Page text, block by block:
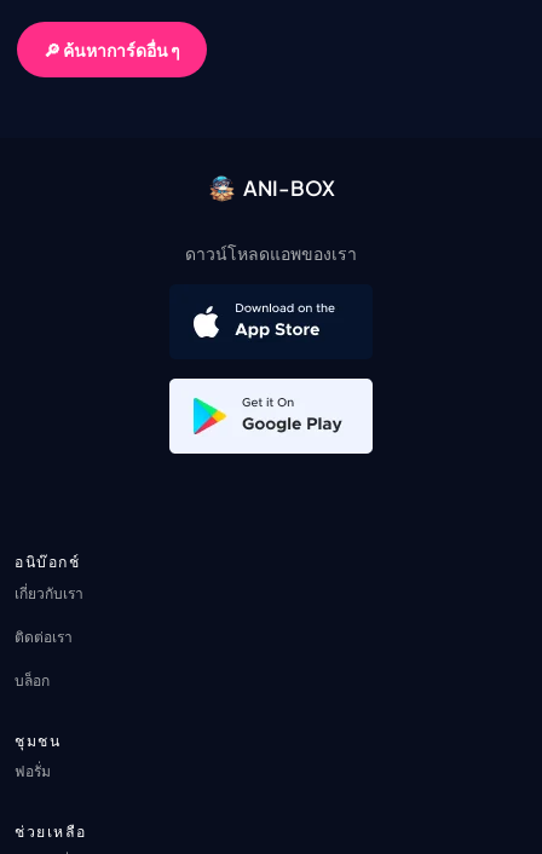
🔎 ค้นหาการ์ดอื่น ๆ
ANI-BOX
ดาวน์โหลดแอพของเรา
อนิบ๊อกช์
เกี่ยวกับเรา
ติดต่อเรา
บล็อก
ชุมชน
ฟอรั่ม
ช่วยเหลือ